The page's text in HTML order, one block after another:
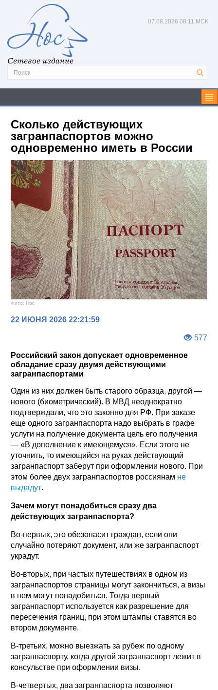
Сетевое издание
07.08.2026 08:11 МСК
Сколько действующих
загранпаспортов можно
одновременно иметь в России
Фото: Нос
22 ИЮНЯ 2026 22:21:59
577
Российский закон допускает одновременное
обладание сразу двумя действующими
загранпаспортами
Один из них должен быть старого образца, другой —
нового (биометрический). В МВД неоднократно
подтверждали, что это законно для РФ. При заказе
еще одного загранпаспорта надо выбрать в графе
услуги на получение документа цель его получения
— «В дополнение к имеющемуся». Если этого не
уточнить, то имеющийся на руках действующий
загранпаспорт заберут при оформлении нового. При
этом более двух загранпаспортов россиянам не
выдадут.
Зачем могут понадобиться сразу два
действующих загранпаспорта?
Во-первых, это обезопасит граждан, если они
случайно потеряют документ, или же загранпаспорт
украдут.
Во-вторых, при частых путешествиях в одном из
загранпаспортов страницы могут закончиться, а визы
в нем могут понадобиться. Тогда первый
загранпаспорт используется как разрешение для
пересечения границ, при этом штампы ставятся во
втором документе.
В-третьих, можно выезжать за рубеж по одному
загранпаспорту, когда другой загранпаспорт лежит в
консульстве при оформлении визы.
В-четвертых, два загранпаспорта позволяют